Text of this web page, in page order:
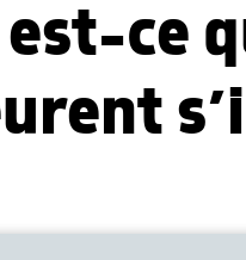
est-ce